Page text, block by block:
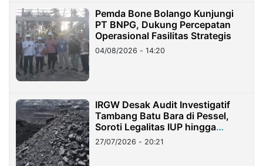
Pemda Bone Bolango Kunjungi
PT BNPG, Dukung Percepatan
Operasional Fasilitas Strategis
04/08/2026 - 14:20
IRGW Desak Audit Investigatif
Tambang Batu Bara di Pessel,
Soroti Legalitas IUP hingga
Stockpile
27/07/2026 - 20:21